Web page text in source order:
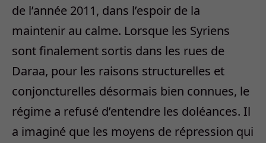
de l’année 2011, dans l’espoir de la
maintenir au calme. Lorsque les Syriens
sont finalement sortis dans les rues de
Daraa, pour les raisons structurelles et
conjoncturelles désormais bien connues, le
régime a refusé d’entendre les doléances. Il
a imaginé que les moyens de répression qui